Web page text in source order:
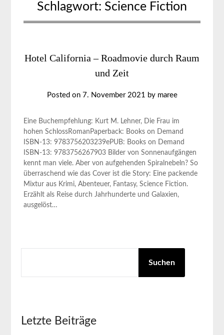
Schlagwort: Science Fiction
Hotel California – Roadmovie durch Raum
und Zeit
Posted on 7. November 2021 by maree
Eine Buchempfehlung: Kurt M. Lehner, Die Frau im
hohen SchlossRomanPaperback: Books on Demand
ISBN-13: 9783756203239ePUB: Books on Demand
ISBN-13: 9783756267903 Bilder von Sonnenaufgängen
kennt man viele. Aber von aufgehenden Spiralnebeln? So
überraschend wie das Cover ist die Story: Eine packende
Mixtur aus Krimi, Abenteuer, Fantasy, Science Fiction.
Erzählt als Reise durch Jahrhunderte und Galaxien,
ausgelöst…
Suchen
Letzte Beiträge